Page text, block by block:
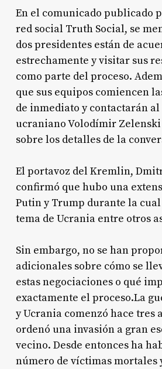
En el comunicado publicado
red social Truth Social, se
dos presidentes están de
estrechamente y visitar sus
como parte del proceso.
que sus equipos comiencen
de inmediato y contactarán
ucraniano Volodímir
sobre los detalles de la
El portavoz del Kremlin,
confirmó que hubo una
Putin y Trump durante la
tema de Ucrania entre otros
Sin embargo, no se han
adicionales sobre cómo se
estas negociaciones o qué
exactamente el proceso.La
y Ucrania comenzó hace tres
ordenó una invasión a gran
vecino. Desde entonces ha
número de víctimas mortales